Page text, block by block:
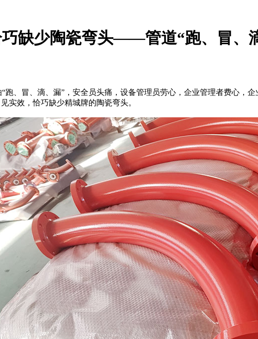
缺少陶瓷弯头——管道“跑、冒、
、冒、滴、漏”，安全员头痛，设备管理员劳心，企业管理者费心，
实效，恰巧缺少精城牌的陶瓷弯头。